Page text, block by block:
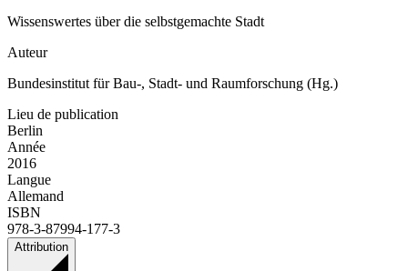
Wissenswertes über die selbstgemachte Stadt
Auteur
Bundesinstitut für Bau-, Stadt- und Raumforschung (Hg.)
Lieu de publication
Berlin
Année
2016
Langue
Allemand
ISBN
978-3-87994-177-3
Attribution